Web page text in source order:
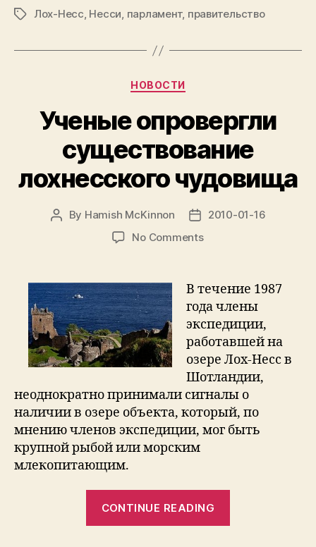
Лохнесское
TagsЛох-Несс, Несси, парламент, правительство
Categories
НОВОСТИ
Ученые опровергли
существование
лохнесского чудовища
Post
By Hamish McKinnon
Post2010-01-16
No Commentson
существование
чудовища
В течение 1987
года члены
экспедиции,
работавшей на
озере Лох-Несс в
Шотландии,
неоднократно принимали сигналы о
наличии в озере объекта, который, по
мнению членов экспедиции, мог быть
крупной рыбой или морским
млекопитающим.
CONTINUE READING